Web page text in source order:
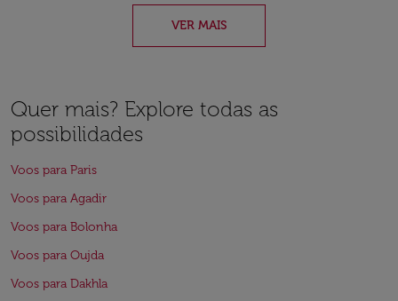
VER MAIS
Quer mais? Explore todas as
possibilidades
Voos para Paris
Voos para Agadir
Voos para Bolonha
Voos para Oujda
Voos para Dakhla